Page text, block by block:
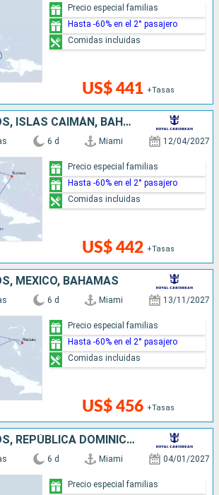
US$ 441 +Tasas
Precio especial familias
Hasta -60% en el 2° pasajero
Comidas incluidas
ESTADOS UNIDOS, ISLAS CAIMÁN, BAHAMAS
6 d Miami 12/04/2027
US$ 442 +Tasas
Precio especial familias
Hasta -60% en el 2° pasajero
Comidas incluidas
MÉXICO, BAHAMAS
6 d Miami 13/11/2027
US$ 456 +Tasas
Precio especial familias
Hasta -60% en el 2° pasajero
Comidas incluidas
ESTADOS UNIDOS, REPÚBLICA DOMINICANA, BAHAMAS
6 d Miami 04/01/2027
Precio especial familias